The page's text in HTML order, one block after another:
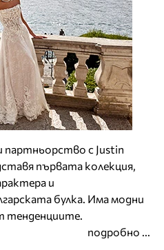
партньорство с Justin
първата колекция,
и
булка. Има модни
тенденциите.
подробно ...